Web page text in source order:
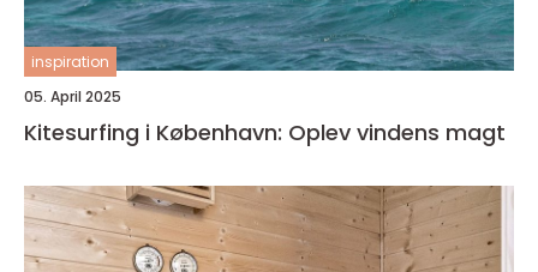
inspiration
05. April 2025
Kitesurfing i København: Oplev vindens magt